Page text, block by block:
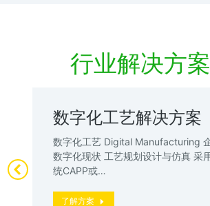
行业解决方案
数字化工艺解决方案
数字化工艺 Digital Manufacturing
数字化现状 工艺规划设计与仿真 采
统CAPP或…
了解方案